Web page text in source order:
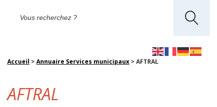
Accueil > Annuaire Services municipaux > AFTRAL
AFTRAL